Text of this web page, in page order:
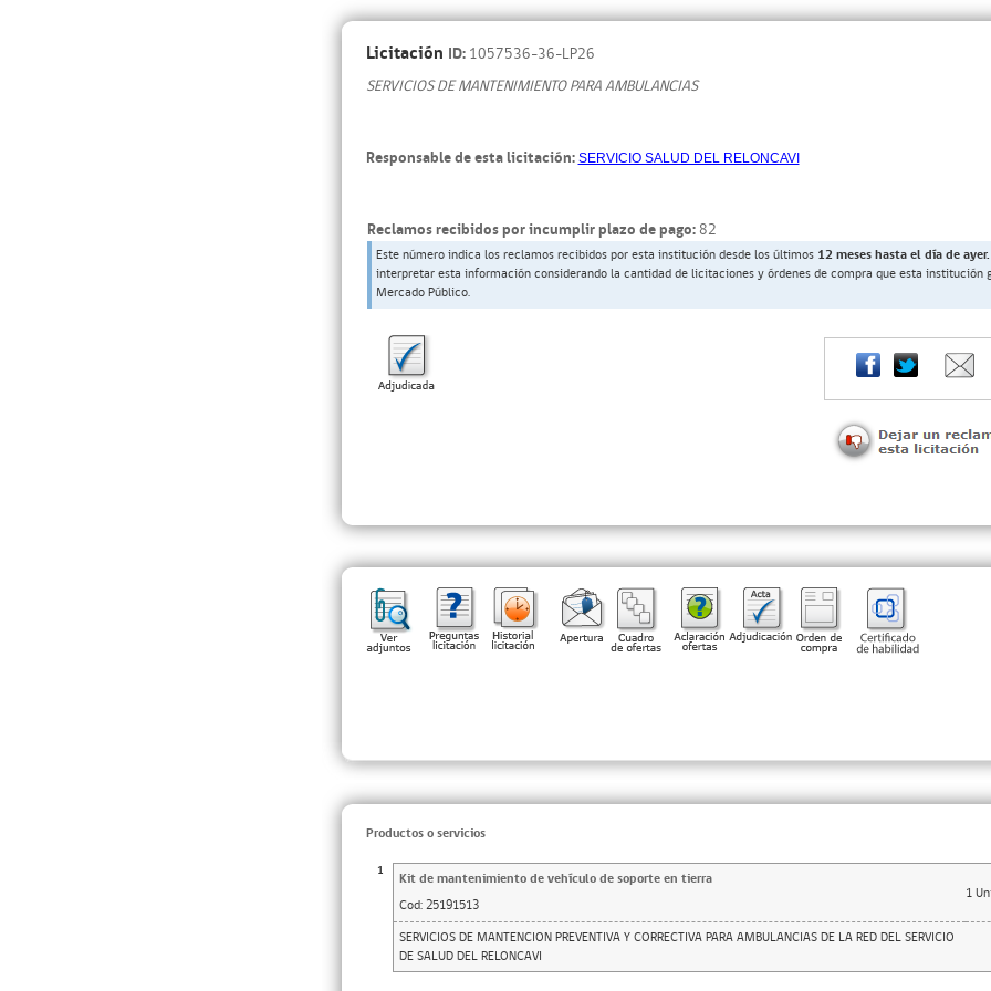
Licitación ID: 1057536-36-LP26
SERVICIOS DE MANTENIMIENTO PARA AMBULANCIAS
Responsable de esta licitación:SERVICIO SALUD DEL RELONCAVI
Reclamos recibidos por incumplir plazo de pago: 82
Este número indica los reclamos recibidos por esta institución desde los últimos 12 meses hasta el día de ayer.
interpretar esta información considerando la cantidad de licitaciones y órdenes de compra que esta institución
Mercado Público.
Productos o servicios
1 Kit de mantenimiento de vehículo de soporte en tierra
1
Cod: 25191513
SERVICIOS DE MANTENCION PREVENTIVA Y CORRECTIVA PARA AMBULANCIAS DE LA RED DEL SERVICIO
DE SALUD DEL RELONCAVI